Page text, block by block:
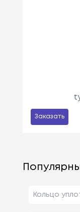
Заказать
Кольцо